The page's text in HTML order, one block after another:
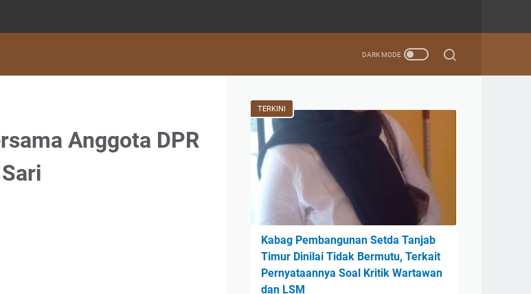
Anggota DPR
TERKINI
Kabag Pembangunan Setda Tanjab
Timur Dinilai Tidak Bermutu, Terkait
Pernyataannya Soal Kritik Wartawan
dan LSM